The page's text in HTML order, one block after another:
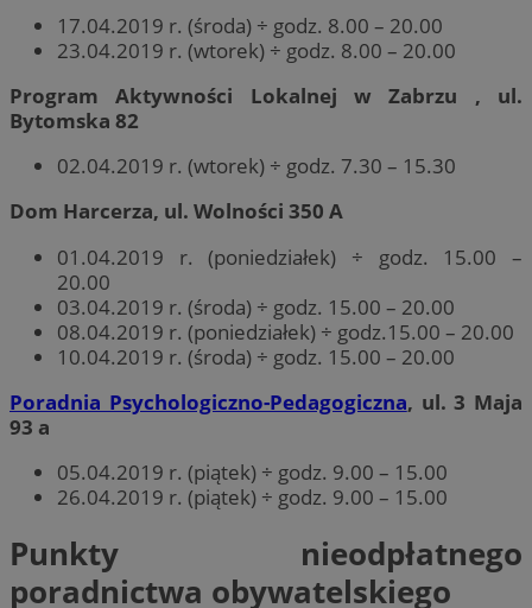
17.04.2019 r. (środa) ÷ godz. 8.00 – 20.00
23.04.2019 r. (wtorek) ÷ godz. 8.00 – 20.00
Program Aktywności Lokalnej w Zabrzu , ul.
Bytomska 82
02.04.2019 r. (wtorek) ÷ godz. 7.30 – 15.30
Dom Harcerza, ul. Wolności 350 A
01.04.2019 r. (poniedziałek) ÷ godz. 15.00 –
20.00
03.04.2019 r. (środa) ÷ godz. 15.00 – 20.00
08.04.2019 r. (poniedziałek) ÷ godz.15.00 – 20.00
10.04.2019 r. (środa) ÷ godz. 15.00 – 20.00
Poradnia Psychologiczno-Pedagogiczna, ul. 3 Maja
93 a
05.04.2019 r. (piątek) ÷ godz. 9.00 – 15.00
26.04.2019 r. (piątek) ÷ godz. 9.00 – 15.00
Punkty nieodpłatnego
poradnictwa obywatelskiego